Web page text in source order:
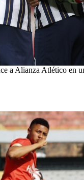
a Alianza Atlético en